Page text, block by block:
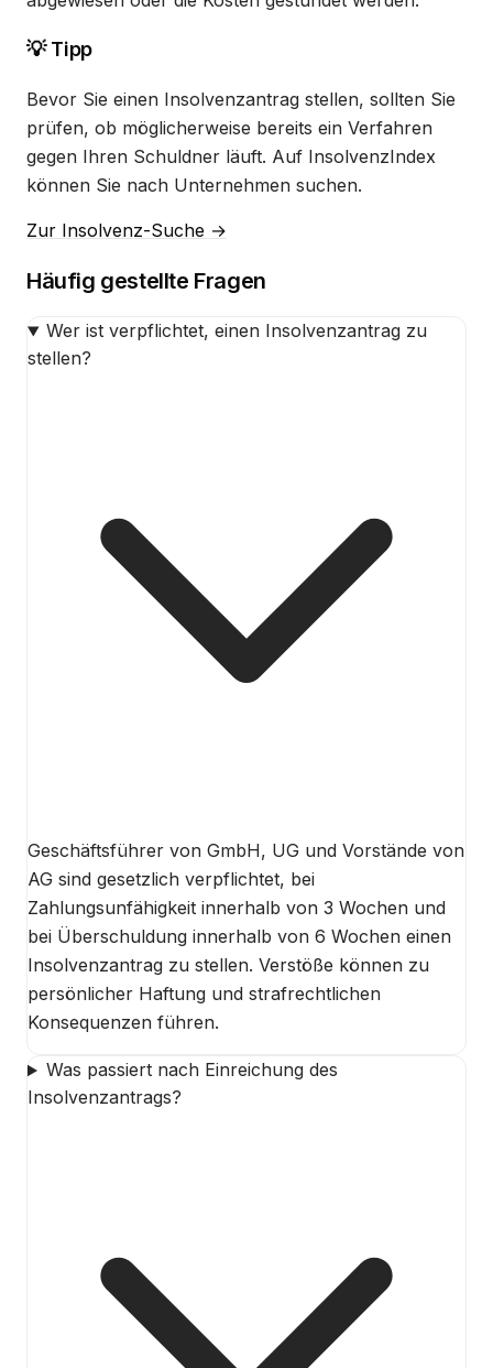
💡 Tipp
Bevor Sie einen Insolvenzantrag stellen, sollten Sie
prüfen, ob möglicherweise bereits ein Verfahren
gegen Ihren Schuldner läuft. Auf InsolvenzIndex
können Sie nach Unternehmen suchen.
Zur Insolvenz-Suche →
Häufig gestellte Fragen
Wer ist verpflichtet, einen Insolvenzantrag zu
stellen?
Geschäftsführer von GmbH, UG und Vorstände von
AG sind gesetzlich verpflichtet, bei
Zahlungsunfähigkeit innerhalb von 3 Wochen und
bei Überschuldung innerhalb von 6 Wochen einen
Insolvenzantrag zu stellen. Verstöße können zu
persönlicher Haftung und strafrechtlichen
Konsequenzen führen.
Was passiert nach Einreichung des
Insolvenzantrags?